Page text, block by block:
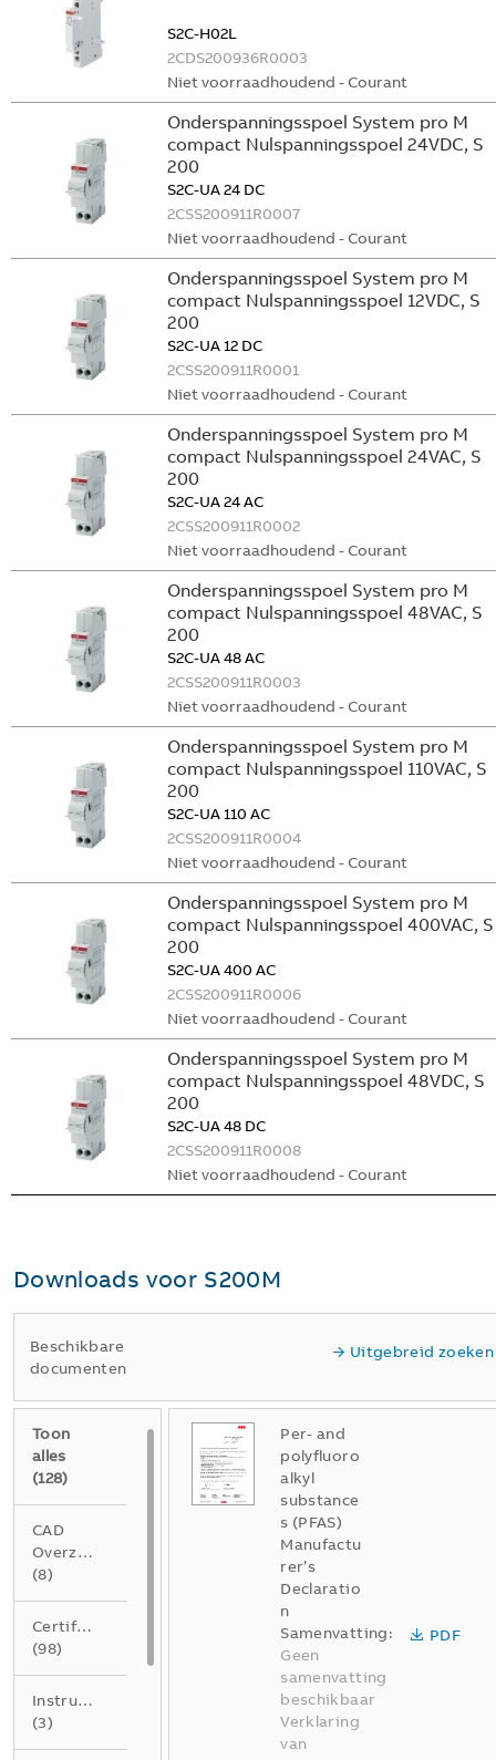
S2C-H02L
2CDS200936R0003
Niet voorraadhoudend - Courant
Onderspanningsspoel System pro M
compact Nulspanningsspoel 24VDC, S
200
S2C-UA 24 DC
2CSS200911R0007
Niet voorraadhoudend - Courant
Onderspanningsspoel System pro M
compact Nulspanningsspoel 12VDC, S
200
S2C-UA 12 DC
2CSS200911R0001
Niet voorraadhoudend - Courant
Onderspanningsspoel System pro M
compact Nulspanningsspoel 24VAC, S
200
S2C-UA 24 AC
2CSS200911R0002
Niet voorraadhoudend - Courant
Onderspanningsspoel System pro M
compact Nulspanningsspoel 48VAC, S
200
S2C-UA 48 AC
2CSS200911R0003
Niet voorraadhoudend - Courant
Onderspanningsspoel System pro M
compact Nulspanningsspoel 110VAC, S
200
S2C-UA 110 AC
2CSS200911R0004
Niet voorraadhoudend - Courant
Onderspanningsspoel System pro M
compact Nulspanningsspoel 400VAC, S
200
S2C-UA 400 AC
2CSS200911R0006
Niet voorraadhoudend - Courant
Onderspanningsspoel System pro M
compact Nulspanningsspoel 48VDC, S
200
S2C-UA 48 DC
2CSS200911R0008
Niet voorraadhoudend - Courant
Downloads voor S200M
Beschikbare
documenten
Uitgebreid zoeken
Toon
alles
(128)
CAD
Overzichtstekening
(8)
Certificaat
(98)
Instructie
(3)
Per- and
polyfluoro
alkyl
substance
s (PFAS)
Manufactu
rer’s
Declaratio
n
Samenvatting:
Geen
samenvatting
beschikbaar
Verklaring
van
PDF